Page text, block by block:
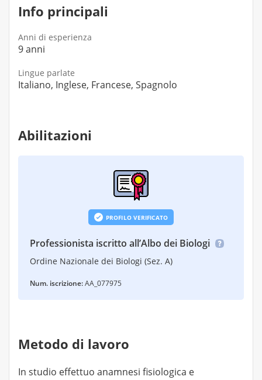
Info principali
Anni di esperienza
9 anni
Lingue parlate
Italiano, Inglese, Francese, Spagnolo
Abilitazioni
PROFILO VERIFICATO
Professionista iscritto all’Albo dei Biologi
Ordine Nazionale dei Biologi (Sez. A)
Num. iscrizione:AA_077975
Metodo di lavoro
In studio effettuo anamnesi fisiologica e